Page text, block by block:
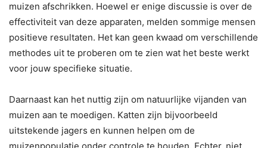
muizen afschrikken. Hoewel er enige discussie is over de
effectiviteit van deze apparaten, melden sommige mensen
positieve resultaten. Het kan geen kwaad om verschillende
methodes uit te proberen om te zien wat het beste werkt
voor jouw specifieke situatie.
Daarnaast kan het nuttig zijn om natuurlijke vijanden van
muizen aan te moedigen. Katten zijn bijvoorbeeld
uitstekende jagers en kunnen helpen om de